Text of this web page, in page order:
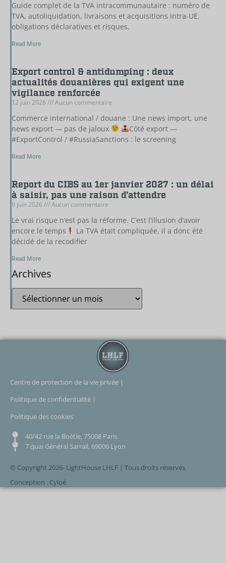
Guide complet de la TVA intracommunautaire : numéro de
TVA, autoliquidation, livraisons et acquisitions intra-UE,
obligations déclaratives et risques.
Read More
Export control & antidumping : deux
actualités douanières qui exigent une
vigilance renforcée
12 juin 2026 Aucun commentaire
Commerce international / douane : Une news import, une
news export — pas de jaloux
Côté export —
#ExportControl / #RussiaSanctions : le screening
Read More
Report du CIBS au 1er janvier 2027 : un délai
à saisir, pas une raison d’attendre
9 juin 2026 Aucun commentaire
Le vrai risque n’est pas la réforme. C’est l’illusion d’avoir
encore le temps
La TVA était compliquée, il a donc été
décidé de la recodifier
Read More
Archives
Centre de protection de la vie privée |
Politique de confidentialité |
Politique des cookies
40/42 rue la Boétie, 75008 Paris
7 quai Général Sarrail, 69006 Lyon
© Copyright 2026- LightHouse LHLF | Tous droits réservés
Conception : Cyloé